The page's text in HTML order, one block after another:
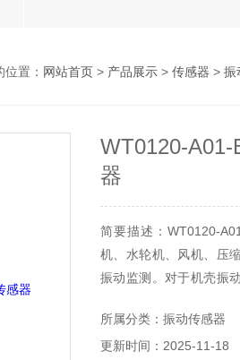
位置： 网站首页 > 产品展示 > 传感器 > 振
WT0120-A01-
器
简要描述：WT0120-
机、水轮机、风机、压
振动监测。对于机壳振
所属分类：振动传感器
更新时间：2025-11-18